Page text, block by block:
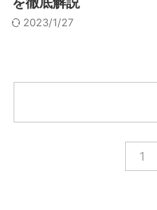
2023/1/27
1